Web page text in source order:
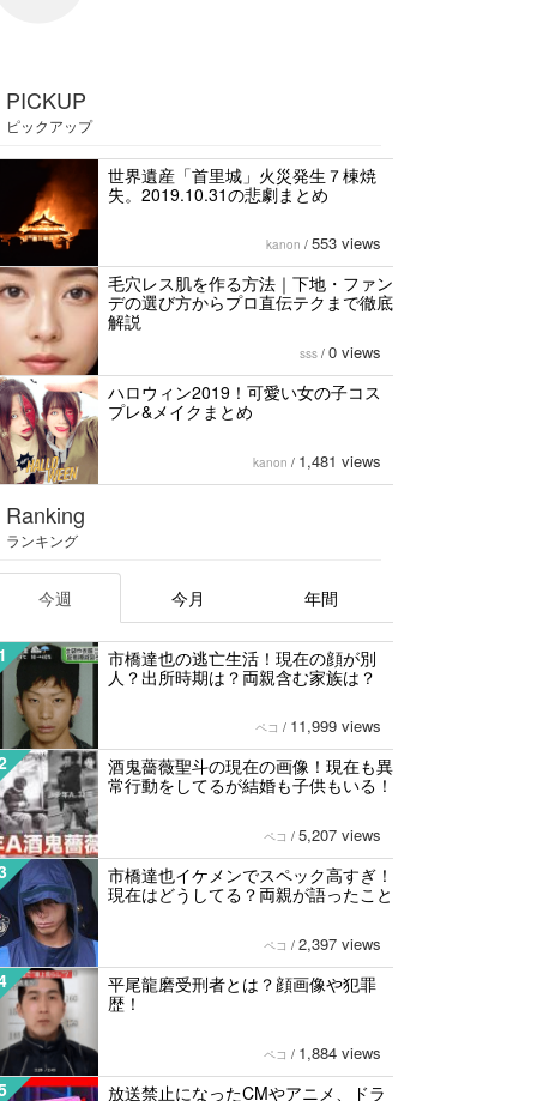
PICKUP
ピックアップ
世界遺産「首里城」火災発生７棟焼
失。2019.10.31の悲劇まとめ
kanon / 553 views
毛穴レス肌を作る方法｜下地・ファン
デの選び方からプロ直伝テクまで徹底
解説
sss / 0 views
ハロウィン2019！可愛い女の子コス
プレ&メイクまとめ
kanon / 1,481 views
Ranking
ランキング
今週 今月 年間
市橋達也の逃亡生活！現在の顔が別
人？出所時期は？両親含む家族は？
ペコ / 11,999 views
酒鬼薔薇聖斗の現在の画像！現在も異
常行動をしてるが結婚も子供もいる！
ペコ / 5,207 views
市橋達也イケメンでスペック高すぎ！
現在はどうしてる？両親が語ったこと
ペコ / 2,397 views
平尾龍磨受刑者とは？顔画像や犯罪
歴！
ペコ / 1,884 views
放送禁止になったCMやアニメ、ドラ